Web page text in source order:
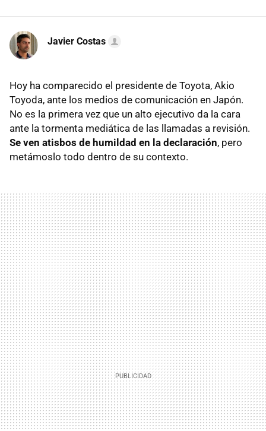
Javier Costas
Hoy ha comparecido el presidente de Toyota, Akio
Toyoda, ante los medios de comunicación en Japón.
No es la primera vez que un alto ejecutivo da la cara
ante la tormenta mediática de las llamadas a revisión.
Se ven atisbos de humildad en la declaración, pero
metámoslo todo dentro de su contexto.